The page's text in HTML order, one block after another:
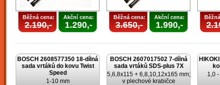
Běžná cena:
2.190,-
Akční cena:
1.290,-
Běžná cena:
3.650,-
Akční cena:
1.990,-
BOSCH 2608577350 18-dílná
sada vrtáků do kovu Twist
Speed
1-10 mm
BOSCH 2607017502 7-dílná
sada vrtáků SDS-plus 7X
5,6,8x115 + 6,8,10,12x165 mm;
v plechové krabičce
1,0